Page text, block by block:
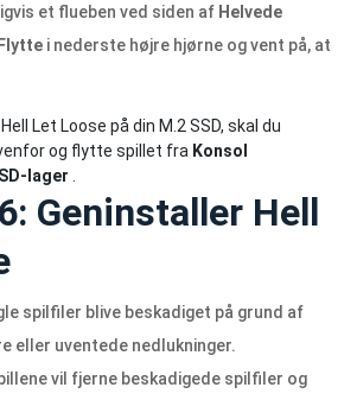
et flueben ved siden af Helvede
Flytte i nederste højre hjørne og vent på, at
Let Loose på din M.2 SSD, skal du
og flytte spillet fra Konsol
lager
Geninstaller Hell
spilfiler blive beskadiget på grund af
eller uventede nedlukninger.
vil fjerne beskadigede spilfiler og